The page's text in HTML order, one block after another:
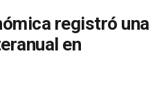
registró una
en